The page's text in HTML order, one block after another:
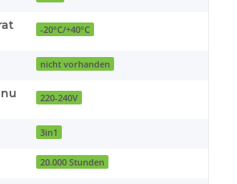
-20°C/+40°C
nicht vorhanden
220-240V
3in1
20.000 Stunden